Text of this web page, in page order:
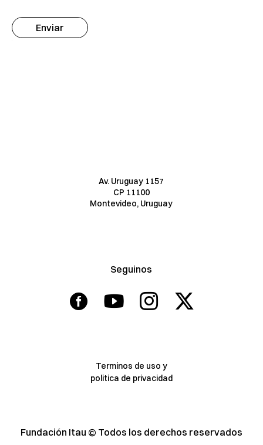
Av. Uruguay 1157
CP 11100
Montevideo, Uruguay
Seguinos
Terminos de uso y
politica de privacidad
Fundación Itau © Todos los derechos reservados